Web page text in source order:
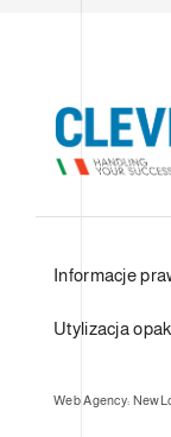
Informacje
Utylizacja
Web Agency: